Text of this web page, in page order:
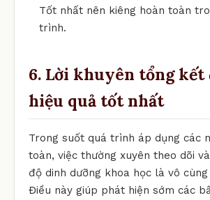
Tốt nhất nên kiêng hoàn toàn
trình.
6. Lời khuyên tổng kết
hiệu quả tốt nhất
Trong suốt quá trình áp dụng các
toàn, việc thường xuyên theo dõi
độ dinh dưỡng khoa học là vô
Điều này giúp phát hiện sớm các